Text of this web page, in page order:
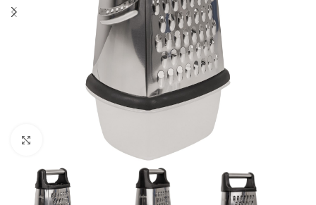
Haga clic para ampliar